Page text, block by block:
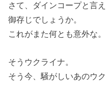
さて、ダインコープと言
御存じでしょうか。
これがまた何とも意外な。
そうウクライナ。
そう今、騒がしいあのウク